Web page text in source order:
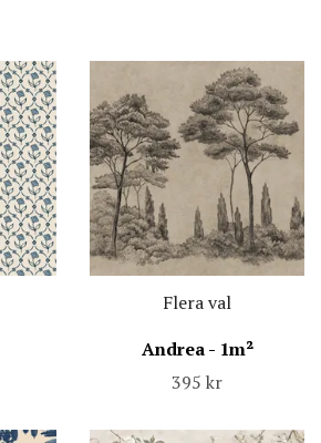
Flera val
Andrea - 1m²
395 kr